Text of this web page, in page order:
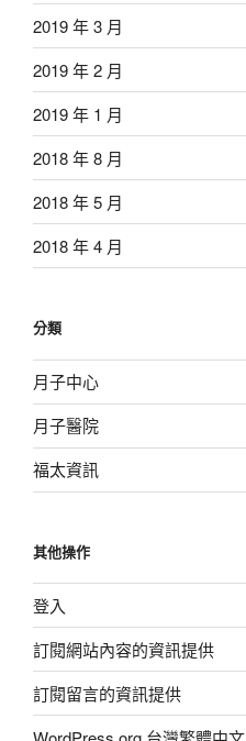
2019 年 3 月
2019 年 2 月
2019 年 1 月
2018 年 8 月
2018 年 5 月
2018 年 4 月
分類
月子中心
月子醫院
福太資訊
其他操作
登入
訂閱網站內容的資訊提供
訂閱留言的資訊提供